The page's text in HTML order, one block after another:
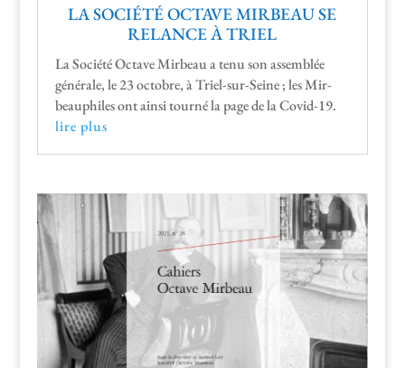
LA SOCIÉTÉ OCTAVE MIRBEAU SE
RELANCE À TRIEL
La Société Octave Mir­beau a tenu son assem­blée
générale, le 23 octo­bre, à Triel-sur-Seine ; les Mir­
beauphiles ont ain­si tourné la page de la Covid-19.
lire plus